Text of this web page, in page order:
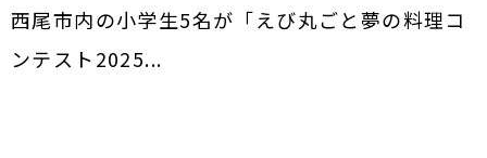
西尾市内の小学生5名が「えび丸ごと夢の料理コ
ンテスト2025...